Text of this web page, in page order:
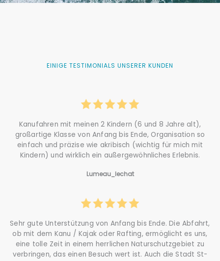
EINIGE TESTIMONIALS UNSERER KUNDEN
Kanufahren mit meinen 2 Kindern (6 und 8 Jahre alt),
großartige Klasse von Anfang bis Ende, Organisation so
einfach und präzise wie akribisch (wichtig für mich mit
Kindern) und wirklich ein außergewöhnliches Erlebnis.
Lumeau_lechat
Sehr gute Unterstützung von Anfang bis Ende. Die Abfahrt,
ob mit dem Kanu / Kajak oder Rafting, ermöglicht es uns,
eine tolle Zeit in einem herrlichen Naturschutzgebiet zu
verbringen, das einen Besuch wert ist. Auch die Stadt St-